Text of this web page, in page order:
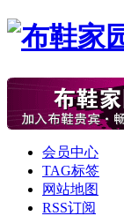
会员中心
TAG标签
网站地图
RSS订阅